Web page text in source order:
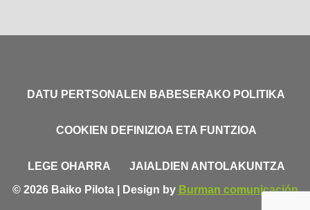
DATU PERTSONALEN BABESERAKO POLITIKA
COOKIEN DEFINIZIOA ETA FUNTZIOA
LEGE OHARRA
JAIALDIEN ANTOLAKUNTZA
© 2026 Baiko Pilota | Design by Burman comunicación